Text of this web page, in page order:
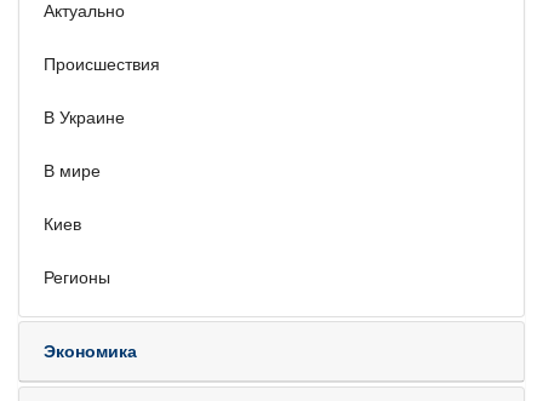
Актуально
Происшествия
В Украине
В мире
Киев
Регионы
Экономика